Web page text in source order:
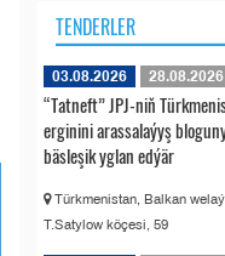
TENDERLER
03.08.2026 28.08.2026
“Tatneft” JPJ-niň
erginini arassalaýyş
bäsleşik yglan edýär
Türkmenistan, Balkan
T.Satylow köçesi, 59